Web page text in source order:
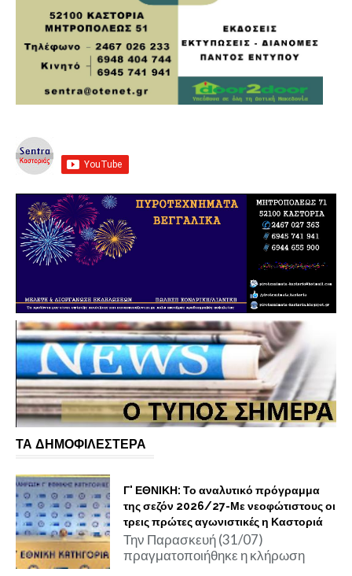
ΤΑ ΔΗΜΟΦΙΛΕΣΤΕΡΑ
Γ' ΕΘΝΙΚΗ: Το αναλυτικό πρόγραμμα
της σεζόν 2026/27-Με νεοφώτιστους οι
τρεις πρώτες αγωνιστικές η Καστοριά
Την Παρασκευή (31/07)
πραγματοποιήθηκε η κλήρωση